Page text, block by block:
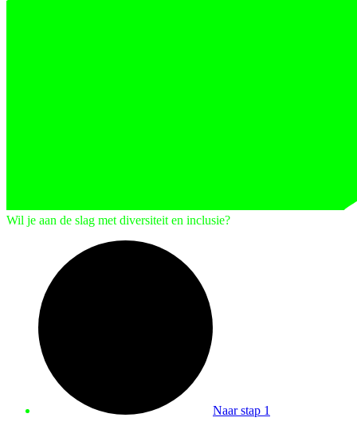
Wil je aan de slag met diversiteit en inclusie?
Naar stap 1